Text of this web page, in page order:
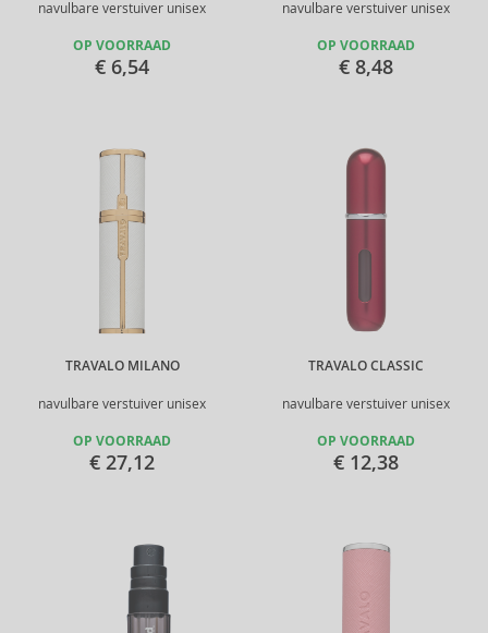
navulbare verstuiver unisex
OP VOORRAAD
€ 6,54
navulbare verstuiver unisex
OP VOORRAAD
€ 8,48
TRAVALO MILANO
navulbare verstuiver unisex
OP VOORRAAD
€ 27,12
TRAVALO CLASSIC
navulbare verstuiver unisex
OP VOORRAAD
€ 12,38